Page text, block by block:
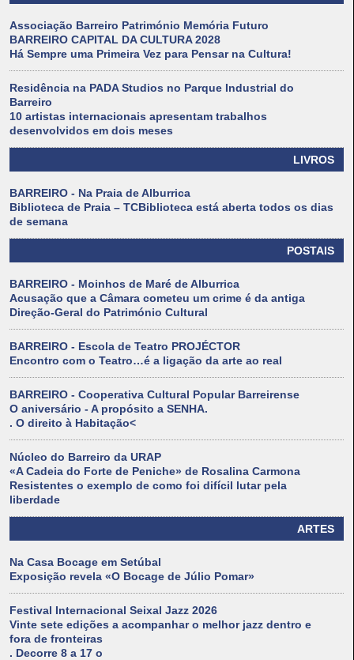
Associação Barreiro Património Memória Futuro
BARREIRO CAPITAL DA CULTURA 2028
Há Sempre uma Primeira Vez para Pensar na Cultura!
Residência na PADA Studios no Parque Industrial do
Barreiro
10 artistas internacionais apresentam trabalhos
desenvolvidos em dois meses
LIVROS
BARREIRO - Na Praia de Alburrica
Biblioteca de Praia – TCBiblioteca está aberta todos os dias
de semana
POSTAIS
BARREIRO - Moinhos de Maré de Alburrica
Acusação que a Câmara cometeu um crime é da antiga
Direção-Geral do Património Cultural
BARREIRO - Escola de Teatro PROJÉCTOR
Encontro com o Teatro…é a ligação da arte ao real
BARREIRO - Cooperativa Cultural Popular Barreirense
O aniversário - A propósito a SENHA.
. O direito à Habitação<
Núcleo do Barreiro da URAP
«A Cadeia do Forte de Peniche» de Rosalina Carmona
Resistentes o exemplo de como foi difícil lutar pela
liberdade
ARTES
Na Casa Bocage em Setúbal
Exposição revela «O Bocage de Júlio Pomar»
Festival Internacional Seixal Jazz 2026
Vinte sete edições a acompanhar o melhor jazz dentro e
fora de fronteiras
. Decorre 8 a 17 o